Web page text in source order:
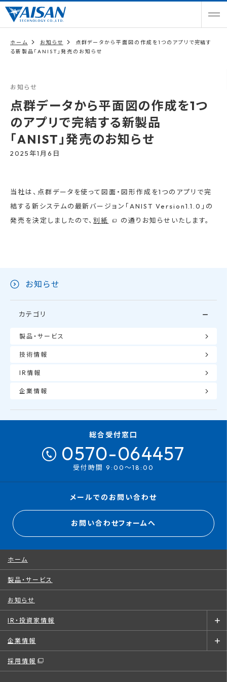
ホーム お知らせ
点群データから平面図の作成を1つのアプリで完結す
る新製品「ANIST」発売のお知らせ
お知らせ
点群データから平面図の作成を1つ
のアプリで完結する新製品
「ANIST」発売のお知らせ
2025年1月6日
当社は、点群データを使って図面・図形作成を1つのアプリで完
結する新システムの最新バージョン「ANIST Version1.1.0」の
発売を決定しましたので、 別紙 の通りお知らせいたします。
お知らせ
カテゴリ
製品・サービス
技術情報
IR情報
企業情報
総合受付窓口
0570-064457
受付時間 9:00～18:00
メールでのお問い合わせ
お問い合わせフォームへ
ホーム
製品・サービス
お知らせ
IR・投資家情報
企業情報
採用情報